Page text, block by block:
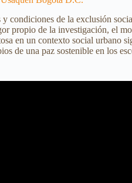
condiciones de la exclusión
propio de la investigación, el
en un contexto social urbano
de una paz sostenible en los